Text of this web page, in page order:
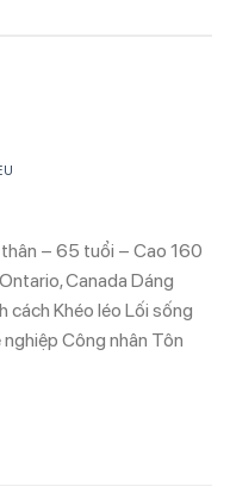
– 65 tuổi – Cao 160
Canada Dáng
cách Khéo léo Lối sống
Công nhân Tôn